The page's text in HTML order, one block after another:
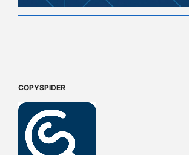
COPYSPIDER